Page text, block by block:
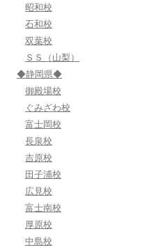
昭和校
石和校
双葉校
ＳＳ（山梨）
◆静岡県◆
御殿場校
ぐみざわ校
富士岡校
長泉校
吉原校
田子浦校
広見校
富士南校
厚原校
中島校